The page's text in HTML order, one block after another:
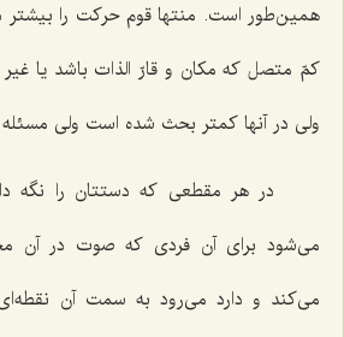
همین‌طور است. منتها قوم حرکت را بیشتر
کمّ متصل که مکان و قارّ الذات باشد یا
ولی در آنها کمتر بحث شده است ولی
در هر مقطعی که دستتان را نگه
می‌شود برای آن فردی که صوت در آن
می‌کند و دارد می‌رود به سمت آن نقطه‌ای